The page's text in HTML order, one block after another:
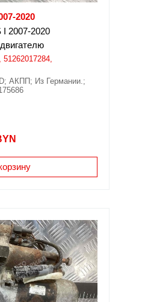
2020
I 2007-2020
51262017284,
АКПП; Из Германии.;